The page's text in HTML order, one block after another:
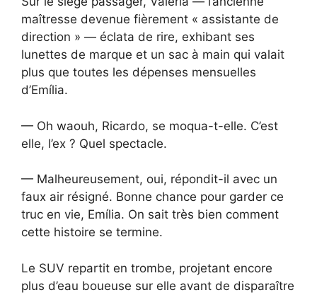
maîtresse devenue fièrement « assistante de
direction » — éclata de rire, exhibant ses
lunettes de marque et un sac à main qui valait
plus que toutes les dépenses mensuelles
d’Emília.
— Oh waouh, Ricardo, se moqua-t-elle. C’est
elle, l’ex ? Quel spectacle.
— Malheureusement, oui, répondit-il avec un
faux air résigné. Bonne chance pour garder ce
truc en vie, Emília. On sait très bien comment
cette histoire se termine.
Le SUV repartit en trombe, projetant encore
plus d’eau boueuse sur elle avant de disparaître